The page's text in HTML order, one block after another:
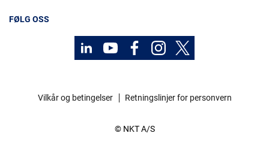
Karriere
Bærekraft
FØLG OSS
© NKT A/S
Vilkår og betingelser Retningslinjer for personvern